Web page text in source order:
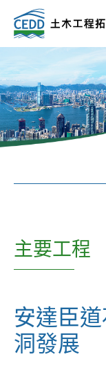
容
主要工程
安達臣
洞發展